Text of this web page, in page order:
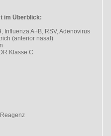
im Überblick:
Influenza A+B, RSV, Adenovirus
(anterior nasal)
Klasse C